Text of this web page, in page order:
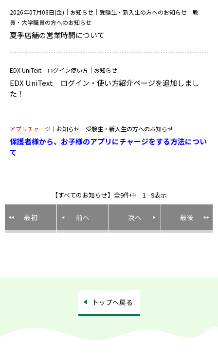
2026年07月03日(金) ｜お知らせ｜受験生・新入生の方へのお知らせ｜教
員・大学職員の方へのお知らせ
夏季店舗の営業時間について
EDX UniText ログイン使い方 ｜お知らせ
EDX UniText ログイン・使い方紹介ページを追加しまし
た！
アプリチャージ ｜お知らせ｜受験生・新入生の方へのお知らせ
保護者様から、お子様のアプリにチャージをする方法につい
て
【すべてのお知らせ】全9件中 1 - 9表示
最初 前へ 次へ 最後
トップへ戻る